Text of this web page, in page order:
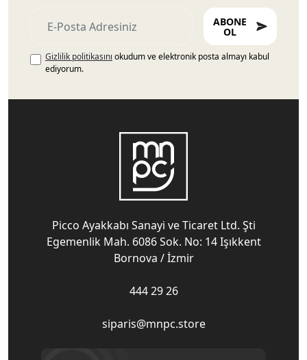
ABONE
OL
Gizlilik politikasını okudum ve elektronik posta almayı kabul
ediyorum.
Picco Ayakkabı Sanayi ve Ticaret Ltd. Şti
Egemenlik Mah. 6086 Sok. No: 14 Işıkkent
Bornova / İzmir
444 29 26
siparis@mnpc.store